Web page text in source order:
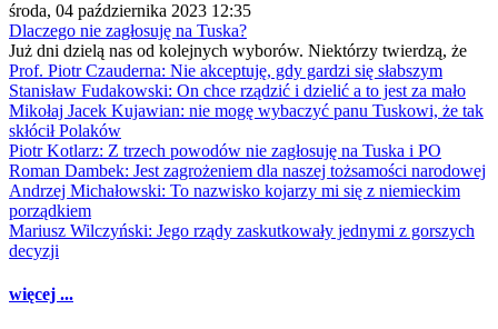
środa, 04 października 2023 12:35
Dlaczego nie zagłosuję na Tuska?
Już dni dzielą nas od kolejnych wyborów. Niektórzy twierdzą, że
Prof. Piotr Czauderna: Nie akceptuję, gdy gardzi się słabszym
Stanisław Fudakowski: On chce rządzić i dzielić a to jest za mało
Mikołaj Jacek Kujawian: nie mogę wybaczyć panu Tuskowi, że tak
skłócił Polaków
Piotr Kotlarz: Z trzech powodów nie zagłosuję na Tuska i PO
Roman Dambek: Jest zagrożeniem dla naszej tożsamości narodowej
Andrzej Michałowski: To nazwisko kojarzy mi się z niemieckim
porządkiem
Mariusz Wilczyński: Jego rządy zaskutkowały jednymi z gorszych
decyzji
więcej ...